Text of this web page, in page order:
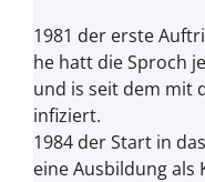
1981 der erste
he hatt die Sproch
und is seit dem mit
infiziert.
1984 der Start in
eine Ausbildung